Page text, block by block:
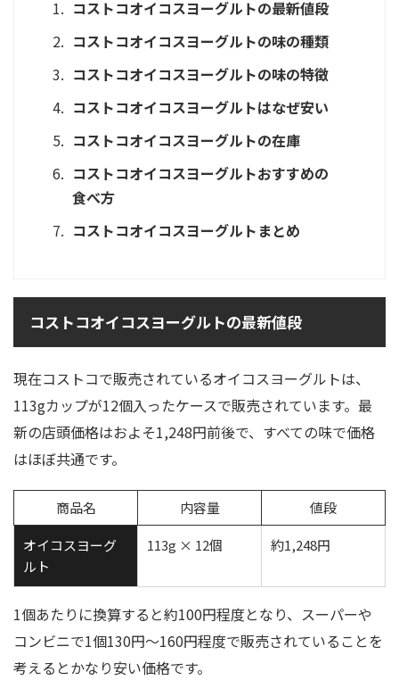
コストコオイコスヨーグルトの最新値段
コストコオイコスヨーグルトの味の種類
コストコオイコスヨーグルトの味の特徴
コストコオイコスヨーグルトはなぜ安い
コストコオイコスヨーグルトの在庫
コストコオイコスヨーグルトおすすめの
食べ方
コストコオイコスヨーグルトまとめ
コストコオイコスヨーグルトの最新値段
現在コストコで販売されているオイコスヨーグルトは、
113gカップが12個入ったケースで販売されています。最
新の店頭価格はおよそ1,248円前後で、すべての味で価格
はほぼ共通です。
商品名 内容量
値段
オイコスヨーグ
ルト
113g × 12個 約1,248円
1個あたりに換算すると約100円程度となり、スーパーや
コンビニで1個130円〜160円程度で販売されていることを
考えるとかなり安い価格です。